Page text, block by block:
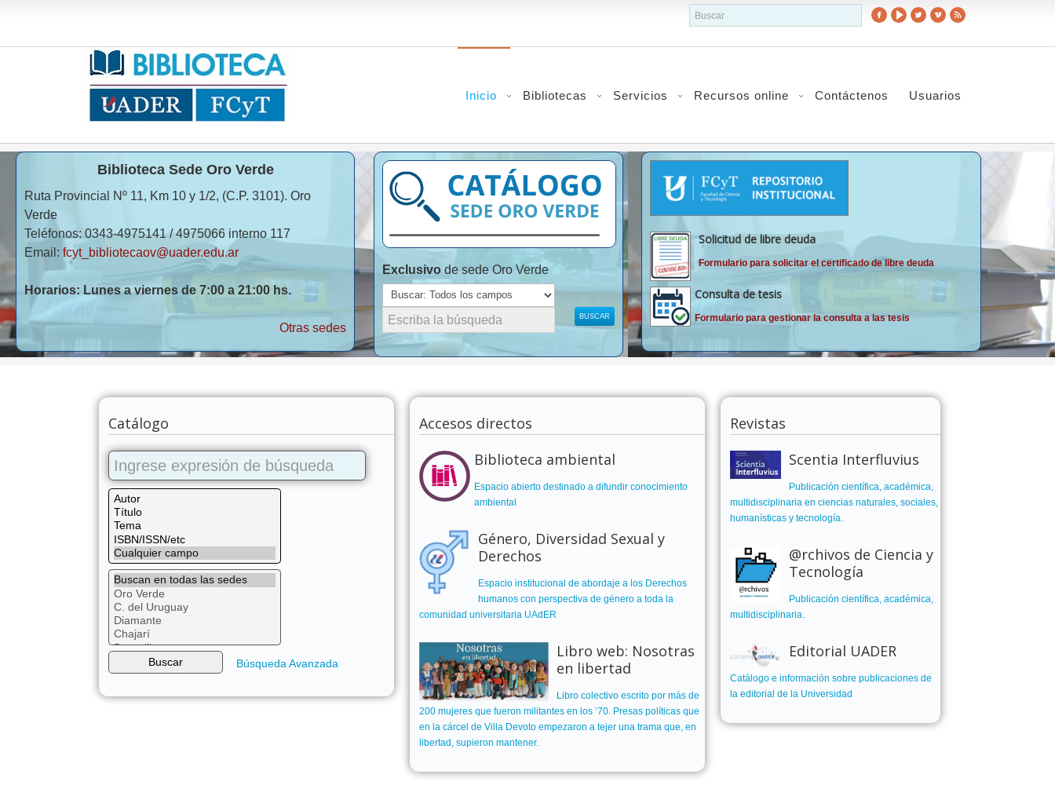
buscador
Inicio Bibliotecas Servicios Recursos online Contáctenos Usuarios
Biblioteca Sede Oro Verde
Ruta Provincial Nº 11, Km 10 y 1/2, (C.P. 3101). Oro
Verde
Teléfonos: 0343-4975141 / 4975066 interno 117
Email: fcyt_bibliotecaov@uader.edu.ar
Horarios: Lunes a viernes de 7:00 a 21:00 hs.
Otras sedes
Exclusivo de sede Oro Verde
BUSCAR
Solicitud de libre deuda
Formulario para solicitar el certificado de libre deuda
Consulta de tesis
Formulario para gestionar la consulta a las tesis
Catálogo
Búsqueda Avanzada
Accesos directos
Biblioteca ambiental
Espacio abierto destinado a difundir conocimiento
ambiental
Género, Diversidad Sexual y
Derechos
Espacio institucional de abordaje a los Derechos
humanos con perspectiva de género a toda la
comunidad universitaria UAdER
Libro web: Nosotras
en libertad
Libro colectivo escrito por más de
200 mujeres que fueron militantes en los ’70. Presas políticas que
en la cárcel de Villa Devoto empezaron a tejer una trama que, en
libertad, supieron mantener.
Revistas
Scentia Interfluvius
Publicación científica, académica,
multidisciplinaria en ciencias naturales, sociales,
humanísticas y tecnología.
@rchivos de Ciencia y
Tecnología
Publicación científica, académica,
multidisciplinaria.
Editorial UADER
Catálogo e información sobre publicaciones de
la editorial de la Universidad